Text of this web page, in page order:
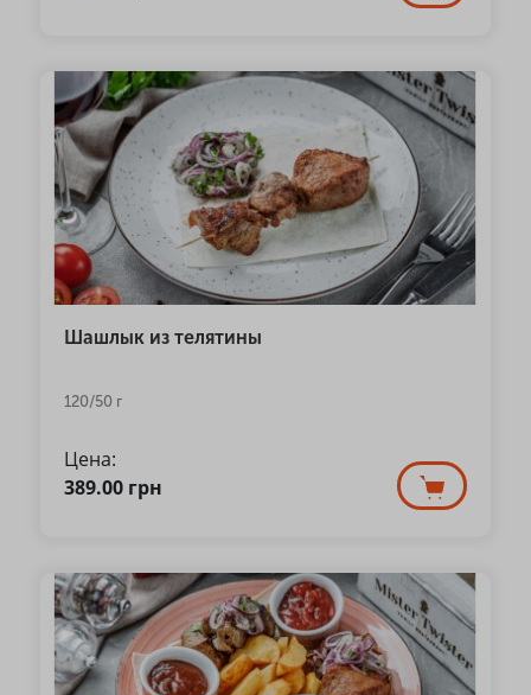
Шашлык из телятины
120/50 г
Цена:
389.00 грн